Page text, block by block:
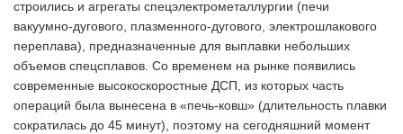
строились и агрегаты спецэлектрометаллургии (печи
вакуумно-дугового, плазменного-дугового, электрошлакового
переплава), предназначенные для выплавки небольших
объемов спецсплавов. Со временем на рынке появились
современные высокоскоростные ДСП, из которых часть
операций была вынесена в «печь-ковш» (длительность плавки
сократилась до 45 минут), поэтому на сегодняшний момент